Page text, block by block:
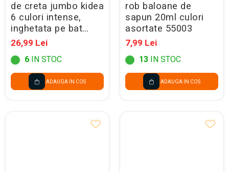
de creta jumbo kidea
6 culori intense,
inghetata pe bat
krjsu8ka
26,99 Lei
6 IN STOC
ADAUGA IN COS
rob baloane de
sapun 20ml culori
asortate 55003
7,99 Lei
13 IN STOC
ADAUGA IN COS